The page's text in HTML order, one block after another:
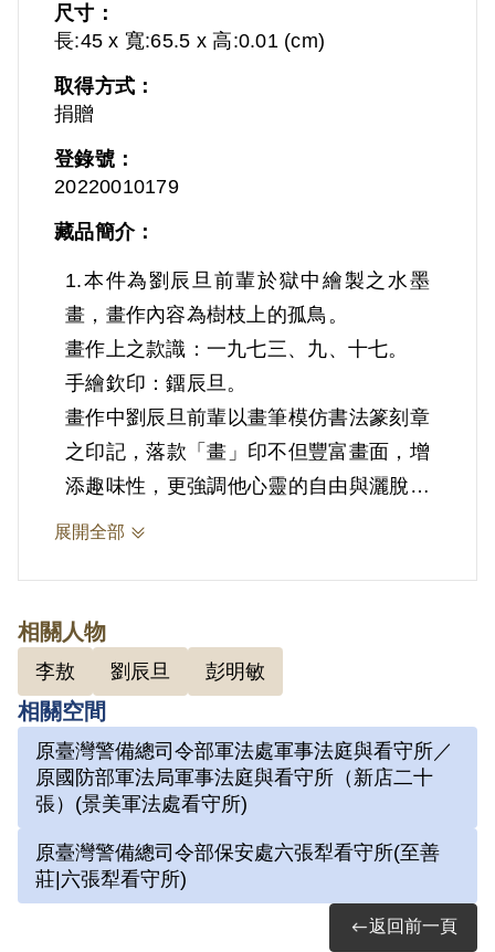
尺寸：
長:45 x 寬:65.5 x 高:0.01 (cm)
取得方式：
捐贈
登錄號：
20220010179
藏品簡介：
1.本件為劉辰旦前輩於獄中繪製之水墨
畫，畫作內容為樹枝上的孤鳥。
畫作上之款識：一九七三、九、十七。
手繪欽印：鐂辰旦。
畫作中劉辰旦前輩以畫筆模仿書法篆刻章
之印記，落款「畫」印不但豐富畫面，增
添趣味性，更強調他心靈的自由與灑脫，
不受六面牆的拘禁。
名樣式。
劉辰旦前輩於獄中臨摹數量最多的主題是
鳥，每一隻鳥都代表著他在獄中思家的心
情或生活態度，鳥儼然成為劉辰旦前輩的
個性寫照。孤獨落單的鳥，比喻在牢獄之
中孤獨的自己。
參考資料：
劉辰旦前輩口述第八次訪問紀錄，2023
展開全部
相關人物
李敖 劉辰旦 彭明敏
相關空間
原臺灣警備總司令部軍法處軍事法庭與看守所／
原國防部軍法局軍事法庭與看守所（新店二十
張）(景美軍法處看守所)
原臺灣警備總司令部保安處六張犁看守所(至善
莊|六張犁看守所)
返回前一頁